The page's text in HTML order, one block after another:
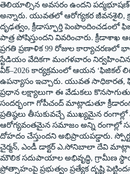
తెలియాల్సిన అవసరం ఉందని పద్మభూషణ్
అన్నారు. యువతలో ఆరోగ్యకర జీవనశైలి,
దృఢత్వం, క్రీడాస్ఫూర్తి పెంపొందించడంలో
పాత్ర పోషిస్తుందని వివరించారు. క్రీడాశాఖ
ప్రగతి ప్రణాళిక 99 రోజుల కార్యాచరణలో
స్టేడియం వేదికగా మంగళవారం
వీక్–2026 కార్యక్రమంలో ఆయన ‘ఫిజికల్
ఉపన్యాసం ఇచ్చారు. యువత సాధికారత,
ప్రధాన లక్ష్యాలుగా ఈ వేడుకలు
సందర్భంగా గోపీచంద్ మాట్లాడుతూ
ప్రతిష్ఠలు తీసుకువచ్చే ముఖ్యమైన రంగాల్లో
ఆరోగ్యవంతమైన సమాజం అన్ని రంగాల్లో
దోహదం చేస్తుందని అభిప్రాయపడ్డారు.
చైర్మన్, ఎండీ డాక్టర్ ఎ.సోనిబాలా దేవి
మౌలిక సదుపాయాల అభివృద్ధి, గ్రామీణ
ప్రోత్సాహంపై ప్రభుత్వం ప్రత్యేక దృష్టి